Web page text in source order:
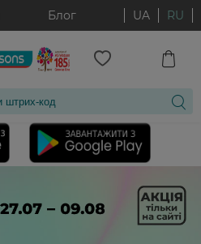
Блог UA RU